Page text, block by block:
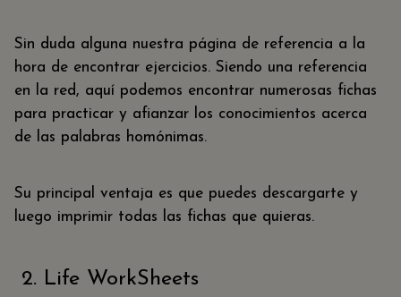
Sin duda alguna nuestra página de referencia a la
hora de encontrar ejercicios. Siendo una referencia
en la red, aquí podemos encontrar numerosas fichas
para practicar y afianzar los conocimientos acerca
de las palabras homónimas.
Su principal ventaja es que puedes descargarte y
luego imprimir todas las fichas que quieras.
2. Life WorkSheets